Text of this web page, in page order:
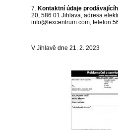
7. Kontaktní údaje
20, 586 01 Jihlava, adresa
info@texcentrum.com, telefon
V Jihlavě dne 21. 2. 2023